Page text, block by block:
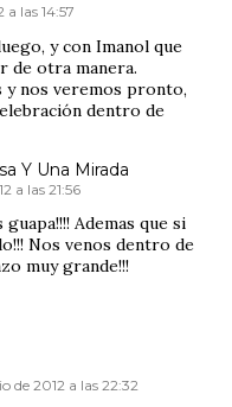
a las 14:57
y con Imanol que
de otra manera.
y nos veremos pronto,
dentro de
Y Una Mirada
a las 21:56
Ademas que si
Nos venos dentro de
muy grande!!!
de 2012 a las 22:32